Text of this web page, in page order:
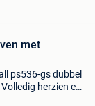
met
ps536-gs dubbel
herzien en